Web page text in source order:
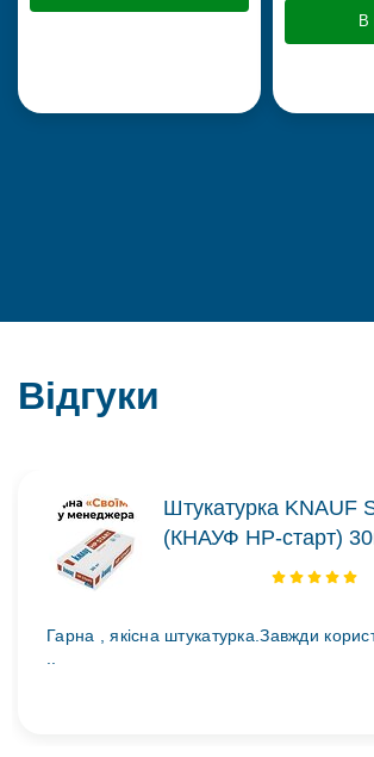
В
Відгуки
Штукатурка KNAUF
(КНАУФ НР-старт)
Гарна , якісна штукатурка.Завжди
..